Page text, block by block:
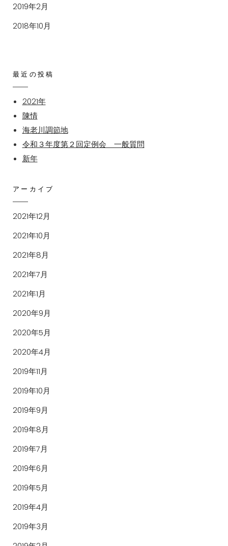
2019年2月
2018年10月
最近の投稿
2021年
陳情
海老川調節地
令和３年度第２回定例会 一般質問
新年
アーカイブ
2021年12月
2021年10月
2021年8月
2021年7月
2021年1月
2020年9月
2020年5月
2020年4月
2019年11月
2019年10月
2019年9月
2019年8月
2019年7月
2019年6月
2019年5月
2019年4月
2019年3月